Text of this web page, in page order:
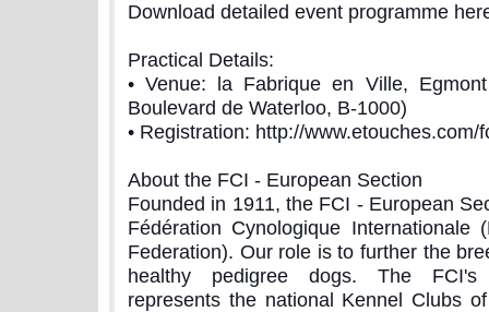
Download detailed event programme
Practical Details:
• Venue: la Fabrique en Ville,
Boulevard de Waterloo, B-1000)
• Registration: http://www.etouches.com/
About the FCI - European Section
Founded in 1911, the FCI - European
Fédération Cynologique Internationale
Federation). Our role is to further the
healthy pedigree dogs. The FCI's
represents the national Kennel Clubs